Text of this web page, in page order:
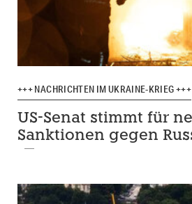
+++ NACHRICHTEN IM UKRAINE-KRIEG +++
US-Senat stimmt für
Sanktionen gegen